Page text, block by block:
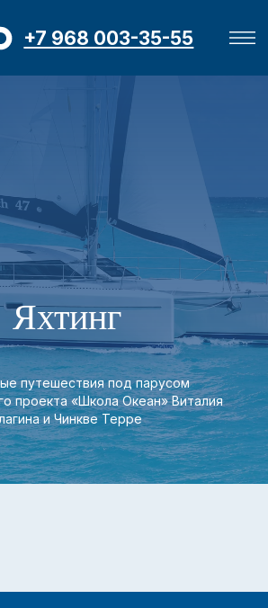
968 003-35-55
Яхтинг
путешествия под парусом
проекта «Школа Океан» Виталия
и Чинкве Терре
в MAX